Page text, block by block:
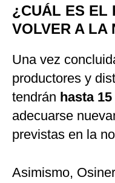
¿CUÁL ES EL
VOLVER A LA
Una vez
productores y
tendrán hasta
adecuarse
previstas en la
Asimismo,